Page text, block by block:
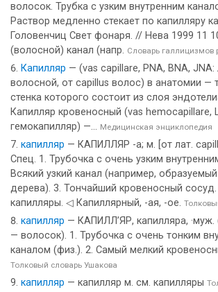
волосок. Трубка с узким внутренним
Раствор медленно стекает по капилляру
Головенчиц Свет фонаря. // Нева 1999 11
(волосной) канал (напр. Словарь галлицизмов
Капилляр — (vas capillare, PNA, BNA, JNA:
волосной, от capillus волос) в анатомии —
стенка которого состоит из слоя
Капилляр кровеносный (vas hemocapillare,
гемокапилляр) —... Медицинская энциклопедия
капилляр — КАПИЛЛЯР -а; м. [от лат.
Спец. 1. Трубочка с очень узким
Всякий узкий канал (например,
дерева). 3. Тончайший кровеносный
капилляры. ◁ Капиллярный, -ая, -ое.
капилляр — КАПИЛЛ’ЯР, капилляра, ·муж.
— волосок). 1. Трубочка с очень тонким
каналом (физ.). 2. Самый мелкий
Толковый словарь Ушакова
капилляр — капилляр м. см. капилляры